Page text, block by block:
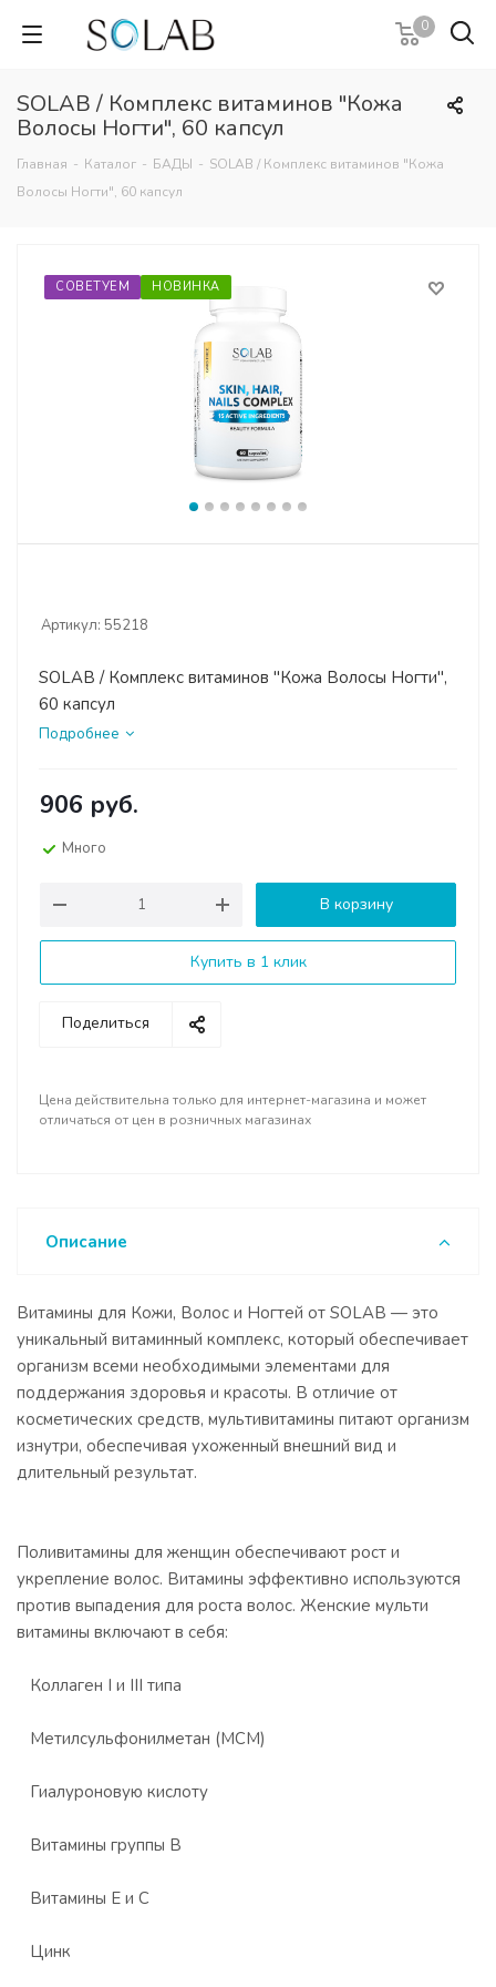
0
SOLAB / Комплекс витаминов "Кожа
Волосы Ногти", 60 капсул
Главная - Каталог - БАДЫ - SOLAB / Комплекс витаминов "Кожа
Волосы Ногти", 60 капсул
СОВЕТУЕМ НОВИНКА
Артикул: 55218
SOLAB / Комплекс витаминов "Кожа Волосы Ногти",
60 капсул
Подробнее
906 руб.
Много
В корзину
Купить в 1 клик
Поделиться
Цена действительна только для интернет-магазина и может
отличаться от цен в розничных магазинах
Описание
Витамины для Кожи, Волос и Ногтей от SOLAB — это
уникальный витаминный комплекс, который обеспечивает
организм всеми необходимыми элементами для
поддержания здоровья и красоты. В отличие от
косметических средств, мультивитамины питают организм
изнутри, обеспечивая ухоженный внешний вид и
длительный результат.
Поливитамины для женщин обеспечивают рост и
укрепление волос. Витамины эффективно используются
против выпадения для роста волос. Женские мульти
витамины включают в себя:
Коллаген I и III типа
Метилсульфонилметан (МСМ)
Гиалуроновую кислоту
Витамины группы В
Витамины Е и С
Цинк